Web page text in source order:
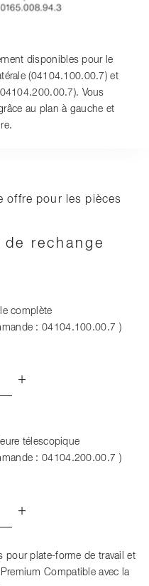
disponibles pour le
(04104.100.00.7) et
Vous
au plan à gauche et
offre pour les pièces
rechange
+
complète
: 04104.100.00.7 )
+
télescopique
: 04104.200.00.7 )
pour plate-forme de travail et
Compatible avec la